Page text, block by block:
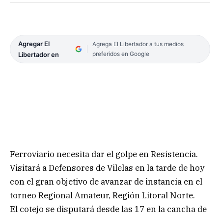
Agregar El
Libertador en
Agrega El Libertador a tus medios
preferidos en Google
Ferroviario necesita dar el golpe en Resistencia.
Visitará a Defensores de Vilelas en la tarde de hoy
con el gran objetivo de avanzar de instancia en el
torneo Regional Amateur, Región Litoral Norte.
El cotejo se disputará desde las 17 en la cancha de